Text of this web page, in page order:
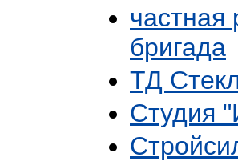
частная
бригада
ТД
Студия